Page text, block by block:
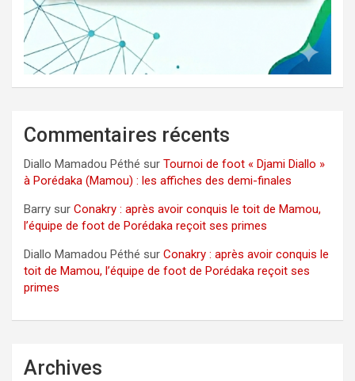
Commentaires récents
Diallo Mamadou Péthé sur Tournoi de foot « Djami Diallo »
à Porédaka (Mamou) : les affiches des demi-finales
Barry sur Conakry : après avoir conquis le toit de Mamou,
l’équipe de foot de Porédaka reçoit ses primes
Diallo Mamadou Péthé sur Conakry : après avoir conquis le
toit de Mamou, l’équipe de foot de Porédaka reçoit ses
primes
Archives